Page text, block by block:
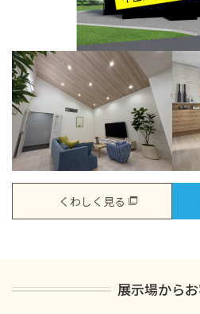
くわしく見る
展示場から